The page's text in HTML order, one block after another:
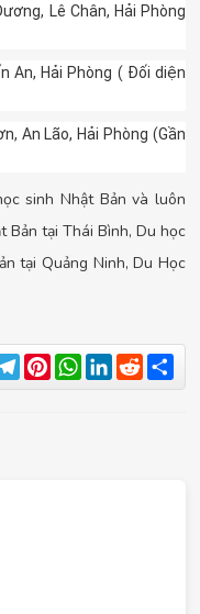
Lê Chân, Hải Phòng
An, Hải Phòng ( Đối diện
An Lão, Hải Phòng (Gần
sinh Nhật Bản và luôn
Bản tại Thái Bình, Du học
tại Quảng Ninh, Du Học
Telegram
Pinterest
WhatsApp
LinkedIn
Reddit